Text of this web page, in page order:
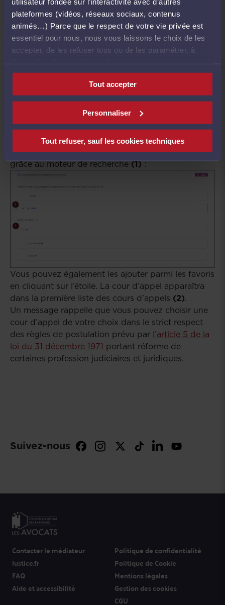
plateformes (vidéos, réseaux sociaux, contenus
animés…) Parce que le respect de votre vie privée est
essentiel pour nous, nous vous laissons le choix de les
accepter, de les refuser tous ou de les paramétrer, à
nécessaires au fonctionnement du site.
Tout accepter
Personnaliser
Tout refuser, sauf les cookies techniques
Ensuite vous pouvez entamer la procédure comme
habituellement.
Fonctionnement sur la nouvelle
version d’e-Barreau
La cour d'appel de rattachement de l'avocat
s'affiche par défaut.
Vous pouvez rechercher toutes les cours d’appel
grâce au moteur de recherche(1):
Vous pouvez également les ajouter parmi les favoris
en cliquant sur l’étoile. La cour d’appel apparaîtra
dans la première liste des cours d’appels (2).
Un message rappelle que vous pouvez choisir une
cour d’appel de votre choix dans le strict respect
des règles de postulation prévu par l’article 5 de la
loi du 31 décembre 1971 portant réforme de
certaines profession judiciaires et juridiques.
Suivez-nous
Contacter le médiateur
Justice.fr
FAQ
Aide et accessibilité
Politique de confidentialité
Politique de Cookie
Mentions légales
Gestion des cookies
CGU